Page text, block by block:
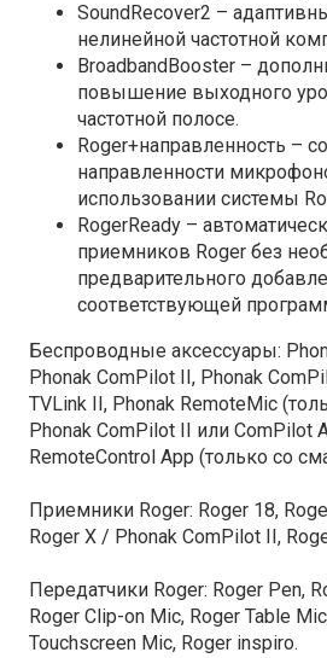
SoundRecover2 –
нелинейной частотной
BroadbandBooster –
повышение выходного
частотной полосе.
Roger+направленность –
направленности
использовании системы
RogerReady –
приемников Roger без
предварительного
соответствующей
Беспроводные аксессуары:
Phonak ComPilot II, Phonak
TVLink II, Phonak RemoteMic
Phonak ComPilot II или ComPilot
RemoteControl App (только со
Приемники Roger: Roger 18,
Roger X / Phonak ComPilot II,
Передатчики Roger: Roger Pen,
Roger Clip-on Mic, Roger Table
Touchscreen Mic, Roger inspiro.